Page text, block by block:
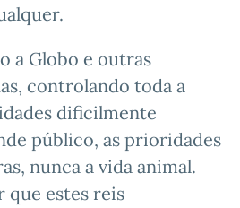
a Globo e outras
controlando toda a
dificilmente
público, as prioridades
nunca a vida animal.
que estes reis